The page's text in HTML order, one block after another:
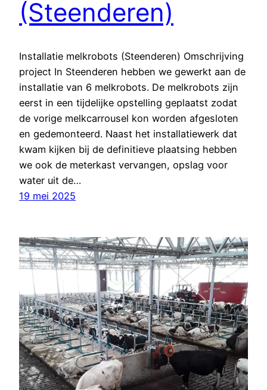
(Steenderen)
Installatie melkrobots (Steenderen) Omschrijving
project In Steenderen hebben we gewerkt aan de
installatie van 6 melkrobots. De melkrobots zijn
eerst in een tijdelijke opstelling geplaatst zodat
de vorige melkcarrousel kon worden afgesloten
en gedemonteerd. Naast het installatiewerk dat
kwam kijken bij de definitieve plaatsing hebben
we ook de meterkast vervangen, opslag voor
water uit de…
19 mei 2025